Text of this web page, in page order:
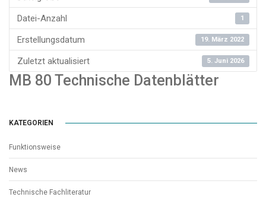
Datei-Anzahl 1
Erstellungsdatum 19. März 2022
Zuletzt aktualisiert 5. Juni 2026
MB 80 Technische Datenblätter
KATEGORIEN
Funktionsweise
News
Technische Fachliteratur